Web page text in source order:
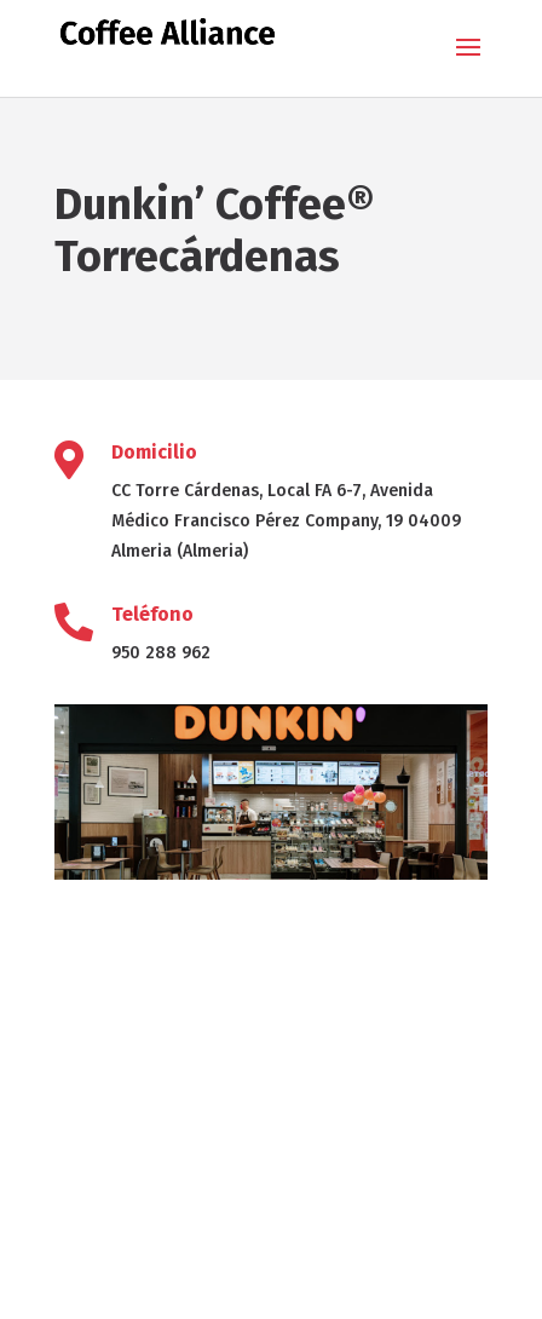
Dunkin’ Coffee®
Torrecárdenas
 Domicilio
CC Torre Cárdenas, Local FA 6-7, Avenida
Médico Francisco Pérez Company, 19 04009
Almeria (Almeria)
 Teléfono
950 288 962